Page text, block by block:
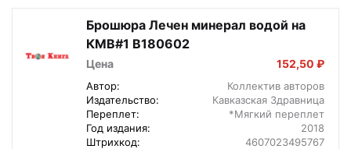
Брошюра Лечен минерал водой на
КМВ#1 В180602
Цена 152,50 ₽
Автор:
Коллектив авторов
Издательство:
Кавказская Здравница
Переплет:
*Мягкий переплет
Год издания:
2018
Штрихкод:
4607023495767